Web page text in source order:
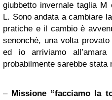
giubbetto invernale taglia
L. Sono andata a cambiare
pratiche e il cambio è
senonchè, una volta
ed io arriviamo
probabilmente sarebbe
– Missione “facciamo la